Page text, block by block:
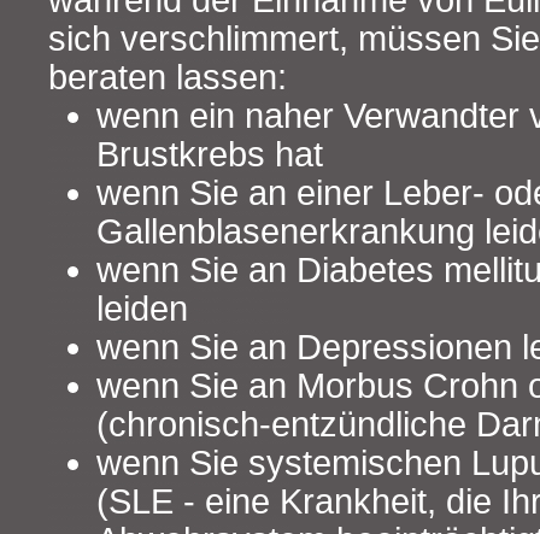
sich verschlimmert, müssen
beraten lassen:
wenn ein naher Verwandter
Brustkrebs hat
wenn Sie an einer Leber-
Gallenblasenerkrankung
wenn Sie an Diabetes
leiden
wenn Sie an Depressionen
wenn Sie an Morbus Crohn
(chronisch-entzündliche
wenn Sie systemischen
(SLE - eine Krankheit, die